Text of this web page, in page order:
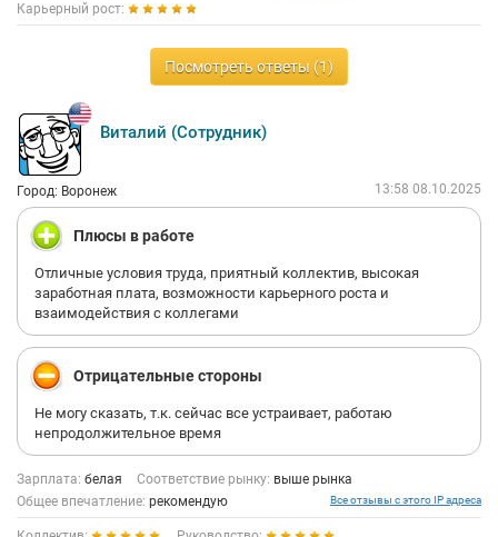
Карьерный рост:
Посмотреть ответы (1)
Виталий (Сотрудник)
Город: Воронеж 13:58 08.10.2025
Плюсы в работе
Отличные условия труда, приятный коллектив, высокая
заработная плата, возможности карьерного роста и
взаимодействия с коллегами
Отрицательные стороны
Не могу сказать, т.к. сейчас все устраивает, работаю
непродолжительное время
Зарплата: белая Соответствие рынку: выше рынка
Общее впечатление: рекомендую Все отзывы с этого IP адреса